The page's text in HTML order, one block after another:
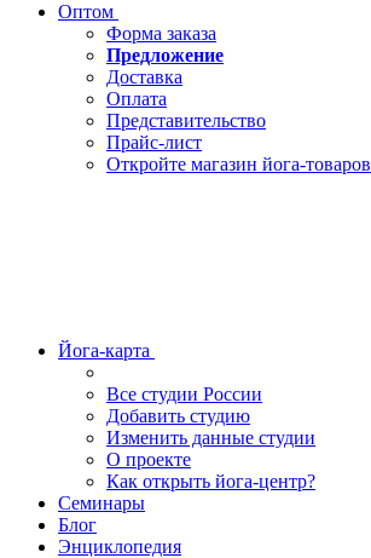
Оптом
Форма заказа
Предложение
Доставка
Оплата
Представительство
Прайс-лист
Откройте магазин йога-товаров
Йога-карта
Все студии России
Добавить студию
Изменить данные студии
О проекте
Как открыть йога-центр?
Семинары
Блог
Энциклопедия